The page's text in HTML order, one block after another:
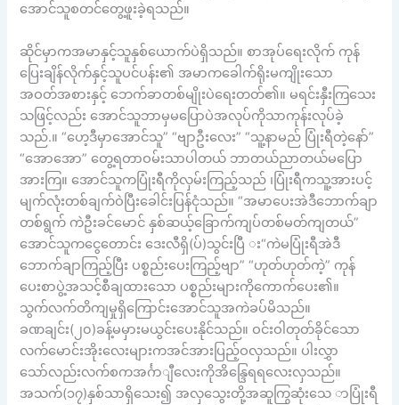
အောင်သူစတင်တွေ့ဖူးခဲ့ရသည်။
ဆိုင်မှာကအမာနှင့်သူနှစ်ယောက်ပဲရှိသည်။ စာအုပ်ရေးလိုက် ကုန်
ပြေးချိန်လိုက်နှင့်သူပင်ပန်း၏ အမာကခေါက်ရိုးမကျိုးသော
အဝတ်အစားနှင့် ဘေက်ခာတစ်မျိုးပဲရေးတတ်၏။ မရင်းနှီးကြသေး
သဖြင့်လည်း အောင်သူဘာမှမပြောပဲအလုပ်ကိုသာကုန်းလုပ်ခဲ့
သည်.။ “ဟေ့ဒီမှာအောင်သူ” “ဗျာဦးလေး” “သူ့နာမည် ပြုံးရီတဲ့နော်”
“အောအော” တွေ့ရတာဝမ်းသာပါတယ် ဘာတယ်ညာတယ်မပြော
အားကြ။ အောင်သူကပြုံးရီကိုလှမ်းကြည့်သည် ၊ပြုံးရီကသူ့အားပင့်
မျက်လုံးတစ်ချက်ဝဲပြီးခေါင်းပြန်ငုံသည်။ “အမာပေးအဲဒီဘောက်ချာ
တစ်ရွက် ကဲဦးခင်မောင် နှစ်ဆယ့်ခြောက်ကျပ်တစ်မတ်ကျတယ်”
အောင်သူကငွေတောင်း ဒေးလီရှိ(ပ်)သွင်းပြီ း“ကဲမပြုံးရီအဲဒီ
ဘောက်ချာကြည့်ပြီး ပစ္စည်းပေးကြည့်ဗျာ” “ဟုတ်ဟုတ်ကဲ့” ကုန်
ပေးစာပွဲ့အသင့်စီချထားသော ပစ္စည်းများကိုကောက်ပေး၏။
သွက်လက်တိကျမှုရှိကြောင်းအောင်သူအကဲခပ်မိသည်။
ခဏချင်း(၂၀)ခန့်မမှားမယွင်းပေးနိုင်သည်။ ဝင်းဝါတုတ်ခိုင်သော
လက်မောင်းအိုးလေးများကအင်အားပြည့်ဝလှသည်။ ပါးလွှာ
သော်လည်းလက်စကအင်္ဂာျီလေးကိုအိန္ဒြေရရလေးလှသည်။
အသက်(၁၇)နှစ်သာရှိသေး၍ အလှသွေးတို့အဆူကြွဆုံးသေ ာပြုံးရီ